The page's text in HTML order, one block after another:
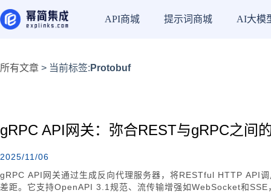
API商城 提示词商城 AI大模
所有文章 > 当前标签: Protobuf
gRPC API网关：弥合REST与gRPC之间
2025/11/06
gRPC API网关通过生成反向代理服务器，将RESTful HTTP API
差距。它支持OpenAPI 3.1规范、流传输增强如WebSocket和